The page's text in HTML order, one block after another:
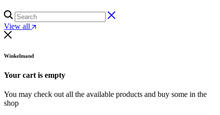
View all
Winkelmand
Your cart is empty
You may check out all the available products and buy some in the
shop